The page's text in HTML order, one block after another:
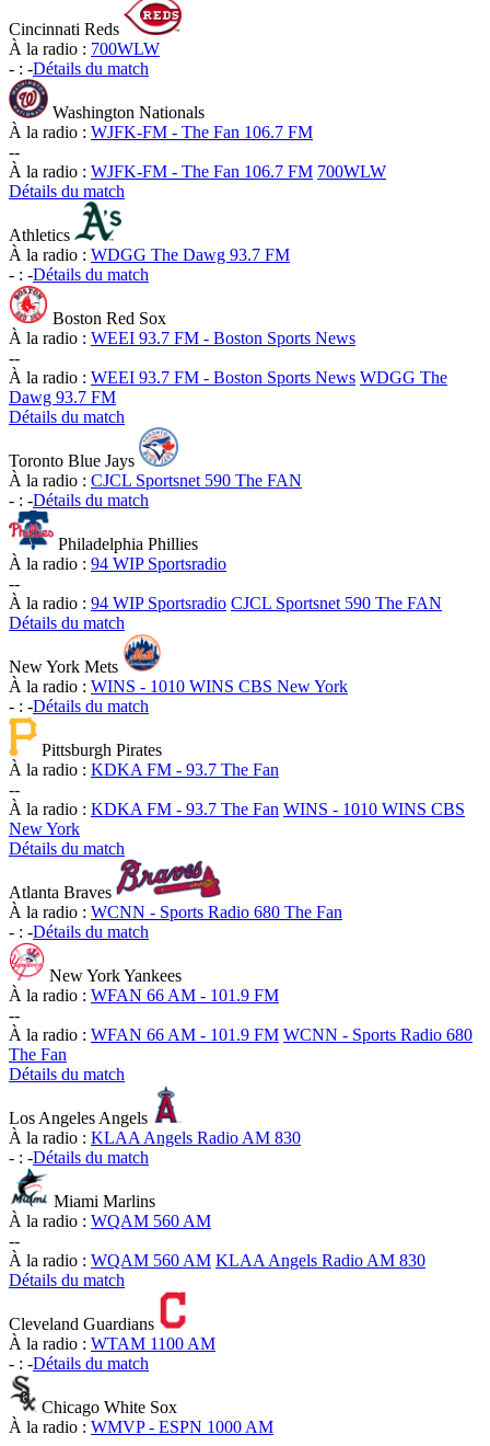
Cincinnati Reds
À la radio : 700WLW
- : -Détails du match
Washington Nationals
À la radio : WJFK-FM - The Fan 106.7 FM
--
À la radio : WJFK-FM - The Fan 106.7 FM 700WLW
Détails du match
Athletics
À la radio : WDGG The Dawg 93.7 FM
- : -Détails du match
Boston Red Sox
À la radio : WEEI 93.7 FM - Boston Sports News
--
À la radio : WEEI 93.7 FM - Boston Sports News WDGG The
Dawg 93.7 FM
Détails du match
Toronto Blue Jays
À la radio : CJCL Sportsnet 590 The FAN
- : -Détails du match
Philadelphia Phillies
À la radio : 94 WIP Sportsradio
--
À la radio : 94 WIP Sportsradio CJCL Sportsnet 590 The FAN
Détails du match
New York Mets
À la radio : WINS - 1010 WINS CBS New York
- : -Détails du match
Pittsburgh Pirates
À la radio : KDKA FM - 93.7 The Fan
--
À la radio : KDKA FM - 93.7 The Fan WINS - 1010 WINS CBS
New York
Détails du match
Atlanta Braves
À la radio : WCNN - Sports Radio 680 The Fan
- : -Détails du match
New York Yankees
À la radio : WFAN 66 AM - 101.9 FM
--
À la radio : WFAN 66 AM - 101.9 FM WCNN - Sports Radio 680
The Fan
Détails du match
Los Angeles Angels
À la radio : KLAA Angels Radio AM 830
- : -Détails du match
Miami Marlins
À la radio : WQAM 560 AM
--
À la radio : WQAM 560 AM KLAA Angels Radio AM 830
Détails du match
Cleveland Guardians
À la radio : WTAM 1100 AM
- : -Détails du match
Chicago White Sox
À la radio : WMVP - ESPN 1000 AM